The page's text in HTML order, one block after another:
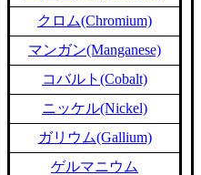
クロム(Chromium)
マンガン(Manganese)
コバルト(Cobalt)
ニッケル(Nickel)
ガリウム(Gallium)
ゲルマニウム